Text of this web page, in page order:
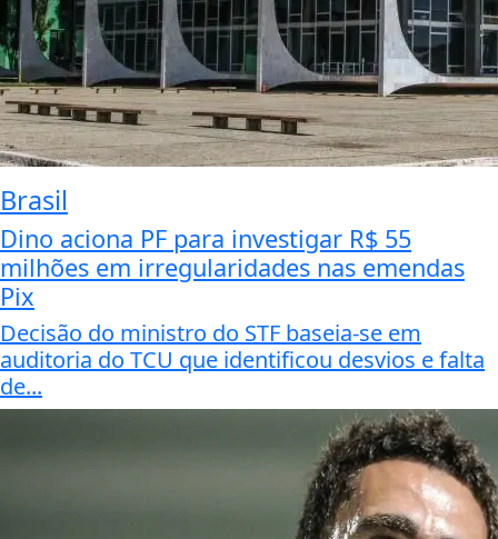
Brasil
Dino aciona PF para investigar R$ 55
milhões em irregularidades nas emendas
Pix
Decisão do ministro do STF baseia-se em
auditoria do TCU que identificou desvios e falta
de...